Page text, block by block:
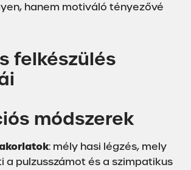
hanem motiváló tényezővé
felkészülés
módszerek
: mély hasi légzés, mely
a pulzusszámot és a szimpatikus